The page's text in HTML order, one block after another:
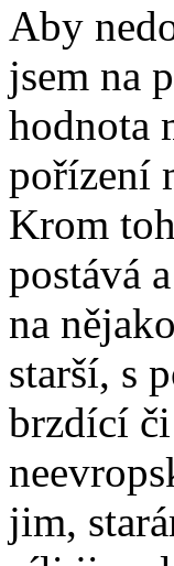
Aby
jsem na
hodnota
pořízení
Krom
postává
na
starší, s
brzdící
jim,